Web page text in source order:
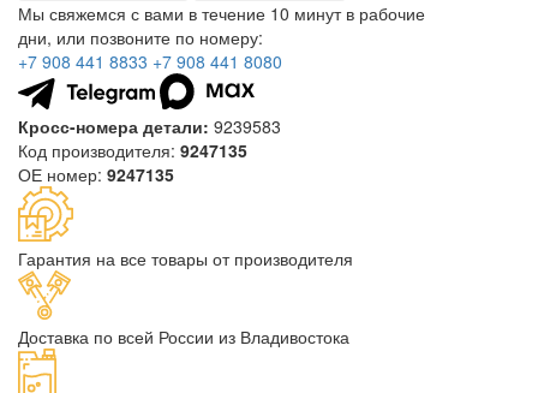
Мы свяжемся с вами в течение 10 минут в рабочие
дни, или позвоните по номеру:
+7 908 441 8833 +7 908 441 8080
Кросс-номера детали: 9239583
Код производителя: 9247135
ОЕ номер: 9247135
Гарантия на все товары от производителя
Доставка по всей России из Владивостока